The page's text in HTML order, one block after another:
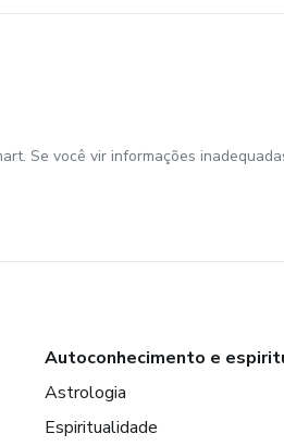
Se você vir informações
Autoconhecimento e
Astrologia
Espiritualidade